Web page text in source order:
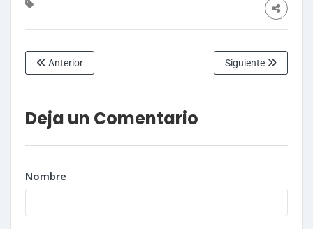
Anterior Siguiente
Deja un Comentario
Nombre